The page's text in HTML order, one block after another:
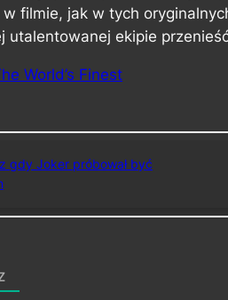
w filmie, jak w tych
utalentowanej ekipie
World’s Finest
gdy Joker próbował być